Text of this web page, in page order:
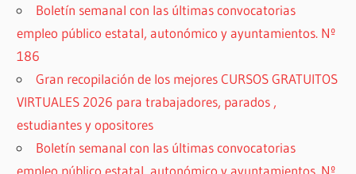
Boletín semanal con las últimas convocatorias
empleo público estatal, autonómico y ayuntamientos. Nº
186
Gran recopilación de los mejores CURSOS GRATUITOS
VIRTUALES 2026 para trabajadores, parados ,
estudiantes y opositores
Boletín semanal con las últimas convocatorias
empleo público estatal, autonómico y ayuntamientos. Nº